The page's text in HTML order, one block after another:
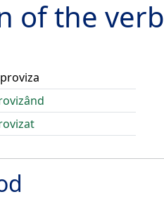
of the verb